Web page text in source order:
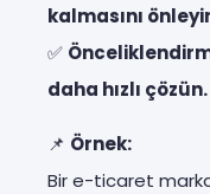
kalmasını
✅
daha hızlı çözün.
📌 Örnek:
Bir e-ticaret